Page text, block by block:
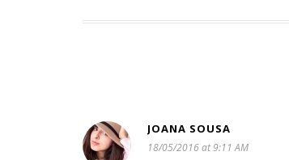
JOANA SOUSA
18/05/2016 at 9:11 AM